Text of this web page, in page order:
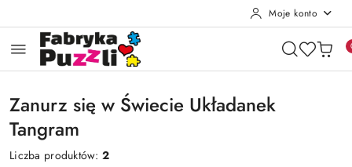
Moje konto
Zanurz się w Świecie Układanek
Tangram
Liczba produktów:2